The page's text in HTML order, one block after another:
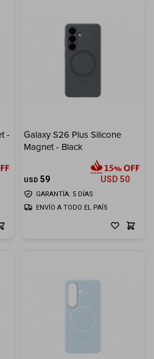
-
Galaxy S26 Plus Silicone
Magnet - Black
USD 59 USD 50
GARANTÍA: 5 DÍAS
ENVÍO A TODO EL PAÍS